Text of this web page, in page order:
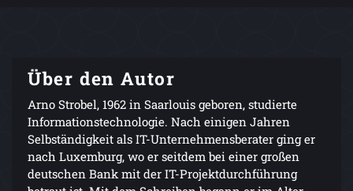
Über den Autor
Arno Strobel, 1962 in Saarlouis geboren, studierte
Informationstechnologie. Nach einigen Jahren
Selbständigkeit als IT-Unternehmensberater ging er
nach Luxemburg, wo er seitdem bei einer großen
deutschen Bank mit der IT-Projektdurchführung